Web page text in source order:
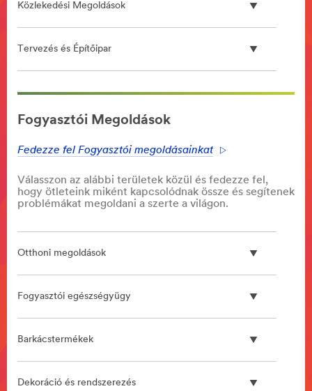
Közlekedési Megoldások
Tervezés és Építőipar
**Site
area
**
Infrastructure
url**
**Site
**
Clean
Sanding
***
/3M/hu_HU/p/c/eszkozok-
berendezesek/porelszivo-
rendszerek/i/jarmuipar/autofenyezes-
Fogyasztói Megoldások
Fedezze fel Fogyasztói megoldásainkat
Válasszon az alábbi területek közül és fedezze fel,
hogy ötleteink miként kapcsolódnak össze és segítenek
problémákat megoldani a szerte a világon.
Otthoni megoldások
Fogyasztói egészségyügy
Barkácstermékek
Dekoráció és rendszerezés